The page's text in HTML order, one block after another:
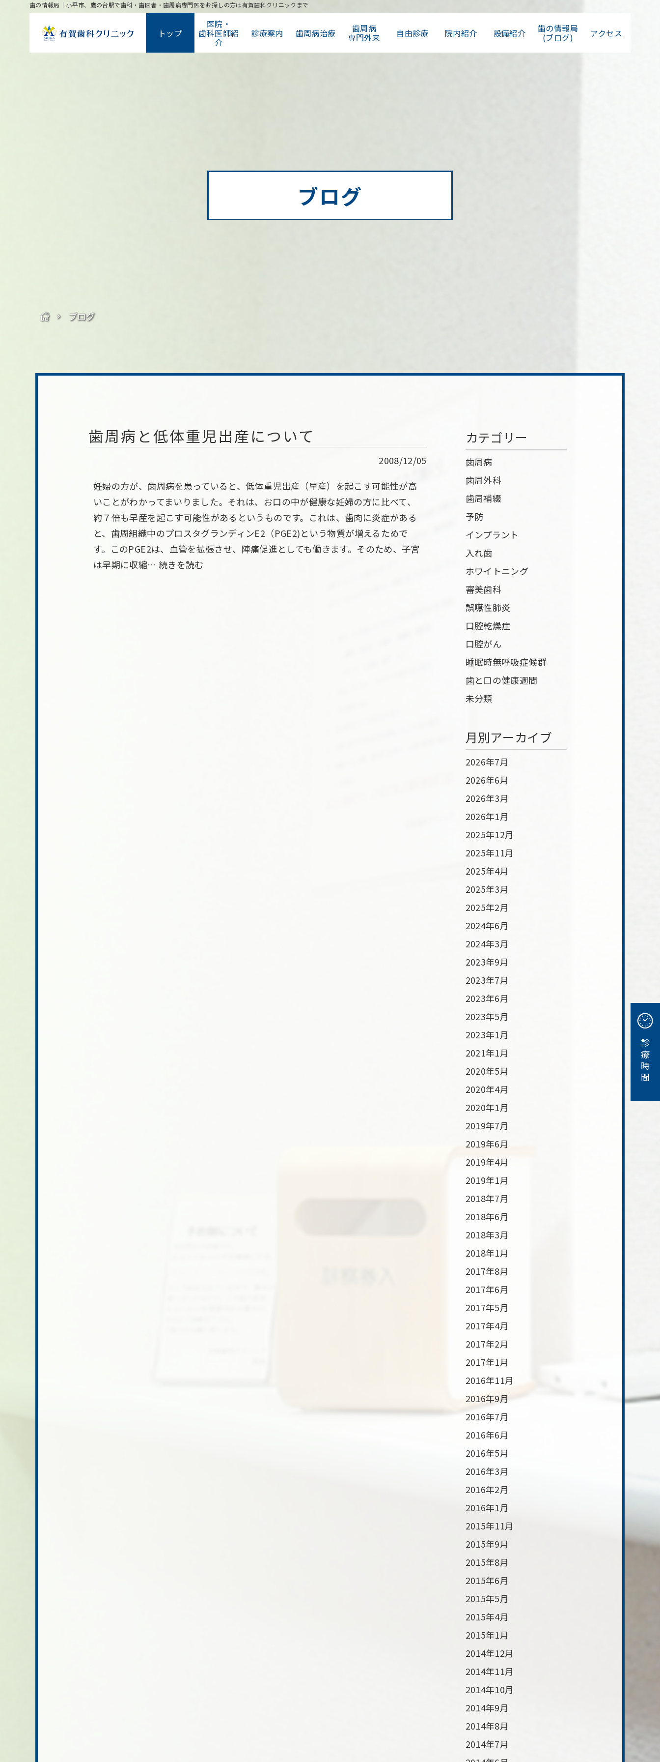
診療時間
歯の情報局｜小平市、鷹の台駅で歯科・歯医者・歯周病専門医をお探しの方は有賀歯科クリニックまで
トップ
医院・
歯科医師紹
介
診療案内 歯周病治療 歯周病
専門外来 自由診療 院内紹介 設備紹介 歯の情報局
(ブログ) アクセス
ブログ
ブログ
歯周病と低体重児出産について
2008/12/05
妊婦の方が、歯周病を患っていると、低体重児出産（早産）を起こす可能性が高
いことがわかってまいりました。それは、お口の中が健康な妊婦の方に比べて、
約７倍も早産を起こす可能性があるというものです。これは、歯肉に炎症がある
と、歯周組織中のプロスタグランディンE2（PGE2)という物質が増えるためで
す。このPGE2は、血管を拡張させ、陣痛促進としても働きます。そのため、子宮
は早期に収縮… 続きを読む
カテゴリー
歯周病
歯周外科
歯周補綴
予防
インプラント
入れ歯
ホワイトニング
審美歯科
誤嚥性肺炎
口腔乾燥症
口腔がん
睡眠時無呼吸症候群
歯と口の健康週間
未分類
月別アーカイブ
2026年7月
2026年6月
2026年3月
2026年1月
2025年12月
2025年11月
2025年4月
2025年3月
2025年2月
2024年6月
2024年3月
2023年9月
2023年7月
2023年6月
2023年5月
2023年1月
2021年1月
2020年5月
2020年4月
2020年1月
2019年7月
2019年6月
2019年4月
2019年1月
2018年7月
2018年6月
2018年3月
2018年1月
2017年8月
2017年6月
2017年5月
2017年4月
2017年2月
2017年1月
2016年11月
2016年9月
2016年7月
2016年6月
2016年5月
2016年3月
2016年2月
2016年1月
2015年11月
2015年9月
2015年8月
2015年6月
2015年5月
2015年4月
2015年1月
2014年12月
2014年11月
2014年10月
2014年9月
2014年8月
2014年7月